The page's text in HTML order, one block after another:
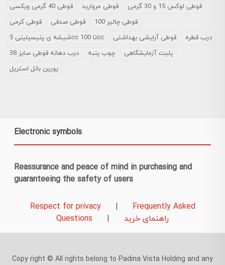
قوطی 40 گرمی ویکسی
قوطی مروارید
قوطی لوکس 15 و 30 گرمی
قوطی کرمی
قوطی صدفی
قوطی چالیر 100
شیشه ی پنیسیلینی 5cc تا 100cc
قوطی آرایشی بهداشتی
درب قطره
درب دهانه قوطی سایز 38
چوب پنبه
پلیت آزمایشگاهی
یورین باتل استریل
Electronic symbols
Reassurance and peace of mind in purchasing and
guaranteeing the safety of users
Respect for privacy
Frequently Asked
Questions
راهنمای خرید
Copy right © All rights belong to Padina Vista Holding and any